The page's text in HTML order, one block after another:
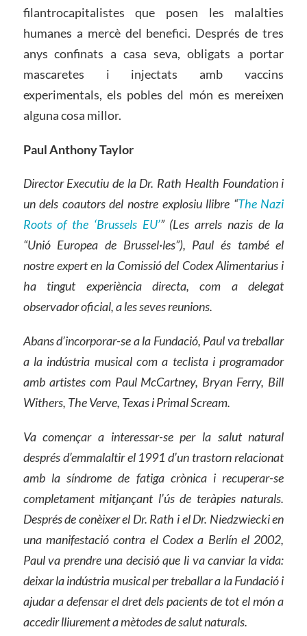
filantrocapitalistes que posen les malalties
humanes a mercè del benefici. Després de tres
anys confinats a casa seva, obligats a portar
mascaretes i injectats amb vaccins
experimentals, els pobles del món es mereixen
alguna cosa millor.
Paul Anthony Taylor
Director Executiu de la Dr. Rath Health Foundation i
un dels coautors del nostre explosiu llibre “The Nazi
Roots of the ‘Brussels EU’” (Les arrels nazis de la
“Unió Europea de Brussel·les”), Paul és també el
nostre expert en la Comissió del Codex Alimentarius i
ha tingut experiència directa, com a delegat
observador oficial, a les seves reunions.
Abans d’incorporar-se a la Fundació, Paul va treballar
a la indústria musical com a teclista i programador
amb artistes com Paul McCartney, Bryan Ferry, Bill
Withers, The Verve, Texas i Primal Scream.
Va començar a interessar-se per la salut natural
després d’emmalaltir el 1991 d’un trastorn relacionat
amb la síndrome de fatiga crònica i recuperar-se
completament mitjançant l’ús de teràpies naturals.
Després de conèixer el Dr. Rath i el Dr. Niedzwiecki en
una manifestació contra el Codex a Berlín el 2002,
Paul va prendre una decisió que li va canviar la vida:
deixar la indústria musical per treballar a la Fundació i
ajudar a defensar el dret dels pacients de tot el món a
accedir lliurement a mètodes de salut naturals.